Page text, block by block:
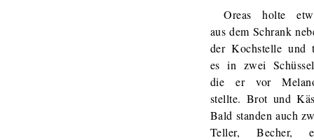
Oreas holte
aus dem Schrank
der Kochstelle und
es in zwei
die er vor
stellte. Brot und
Bald standen auch
Teller, Becher,